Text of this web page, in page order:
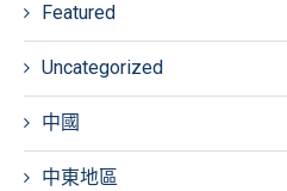
Featured
Uncategorized
中國
中東地區